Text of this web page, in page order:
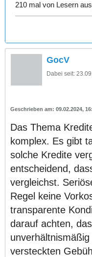
210 mal von Lesern
GocV
Dabei seit:
09.02.2024,
Das Thema
komplex. Es gibt
solche Kredite
entscheidend,
vergleichst.
Regel keine
transparente
darauf achten,
versteckten